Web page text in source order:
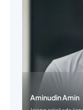
Aminudin Amin